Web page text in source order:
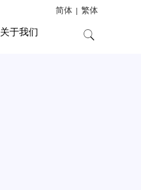
简体 繁体
关于我们